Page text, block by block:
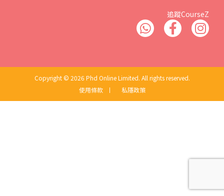
追蹤CourseZ
Copyright © 2026 Phd Online Limited. All rights reserved.
使用條款
丨 私隱政策